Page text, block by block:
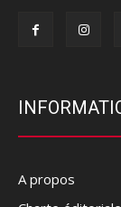
A propos